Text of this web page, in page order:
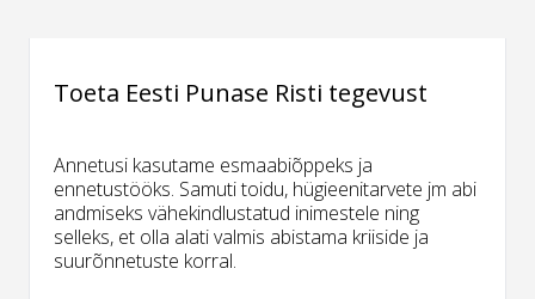
Toeta Eesti Punase Risti tegevust
Annetusi kasutame esmaabiõppeks ja
ennetustööks. Samuti toidu, hügieenitarvete jm abi
andmiseks vähekindlustatud inimestele ning
selleks, et olla alati valmis abistama kriiside ja
suurõnnetuste korral.